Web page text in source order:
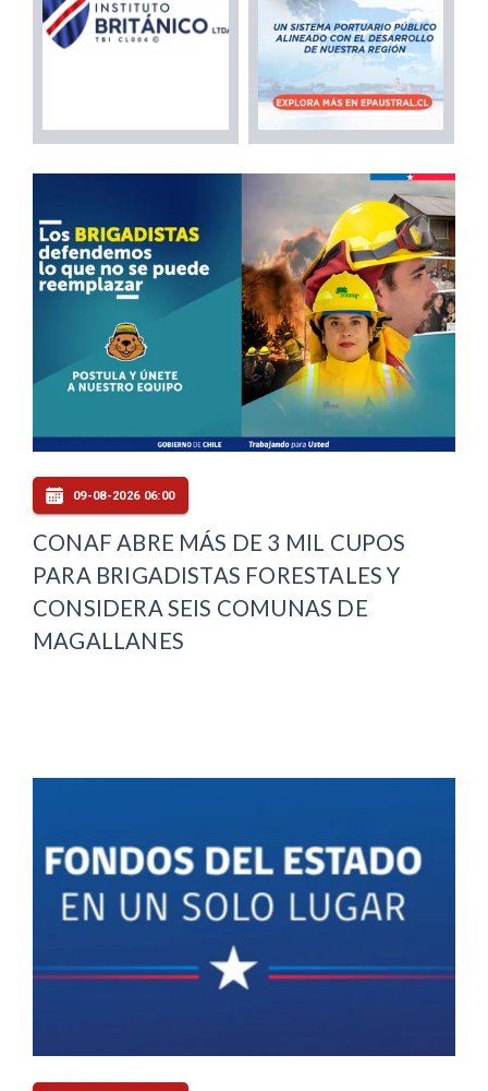
09-08-2026 06:00
CONAF ABRE MÁS DE 3 MIL CUPOS
PARA BRIGADISTAS FORESTALES Y
CONSIDERA SEIS COMUNAS DE
MAGALLANES